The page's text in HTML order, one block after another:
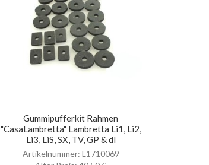
Gummipufferkit Rahmen
"CasaLambretta" Lambretta Li1, Li2,
Li3, LiS, SX, TV, GP & dl
Artikelnummer: L1710069